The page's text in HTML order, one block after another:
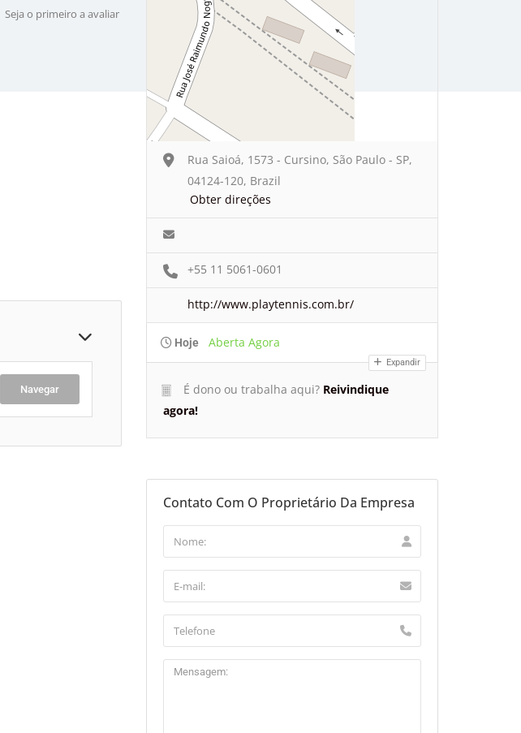
Seja o primeiro a avaliar
Navegar
Rua Saioá, 1573 - Cursino, São Paulo - SP,
04124-120, Brazil
Obter direções
+55 11 5061-0601
http://www.playtennis.com.br/
Hoje Aberta Agora
Expandir
É dono ou trabalha aqui? Reivindique
agora!
Contato Com O Proprietário Da Empresa